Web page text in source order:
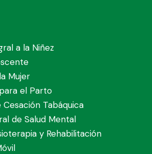
a la Niñez
Mujer
el Parto
Tabáquica
de Salud Mental
y Rehabilitación